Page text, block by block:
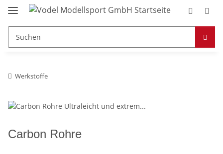
Werkstoffe
Carbon Rohre